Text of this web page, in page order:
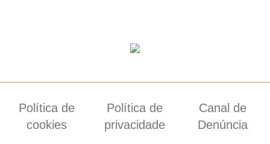
Política de
cookies
Política de
privacidade
Canal de
Denúncia